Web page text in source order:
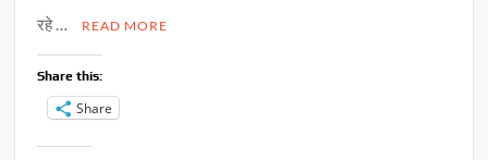
रहे …
READ MORE
Share this:
Share